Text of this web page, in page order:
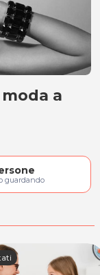
moda
a
guardando